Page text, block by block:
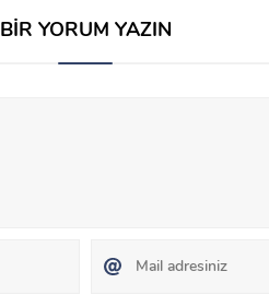
BİR YORUM YAZIN